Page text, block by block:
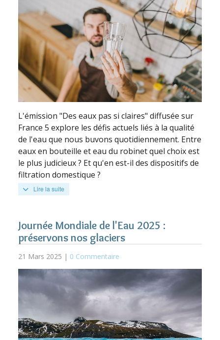
L'émission "Des eaux pas si claires" diffusée sur
France 5 explore les défis actuels liés à la qualité
de l'eau que nous buvons quotidiennement. Entre
eaux en bouteille et eau du robinet quel choix est
le plus judicieux ? Et qu'en est-il des dispositifs de
filtration domestique ?
Lire la suite
Journée Mondiale de l'Eau 2025 :
préservons nos glaciers
21 Mars 2025 | 0 Commentaire